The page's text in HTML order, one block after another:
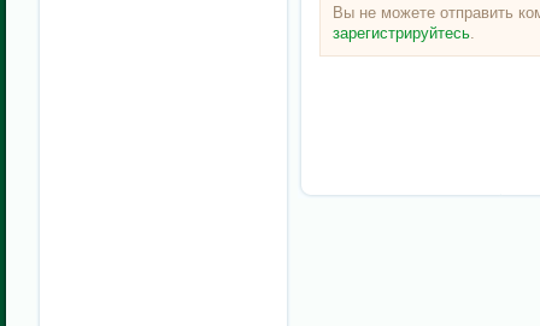
Вы не можете отправить
зарегистрируйтесь.